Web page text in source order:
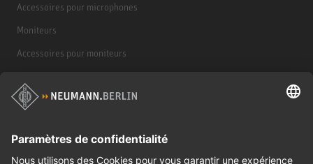
Accessoires pour microphones
Moniteurs
Accessoires pour moniteurs
Produits historiques